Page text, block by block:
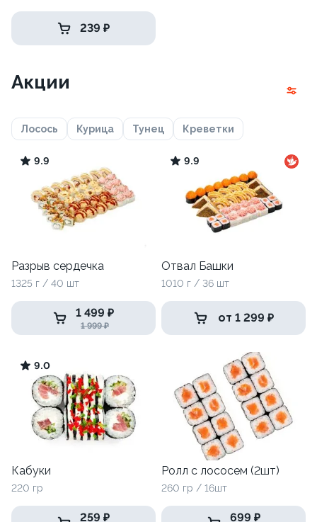
239 ₽
Акции
Лосось Курица Тунец Креветки
9.9
Разрыв сердечка
1325 г / 40 шт
1 499 ₽
1 999 ₽
9.9
Отвал Башки
1010 г / 36 шт
от 1 299 ₽
9.0
Кабуки
220 гр
259 ₽
Ролл с лососем (2шт)
260 гр / 16шт
699 ₽